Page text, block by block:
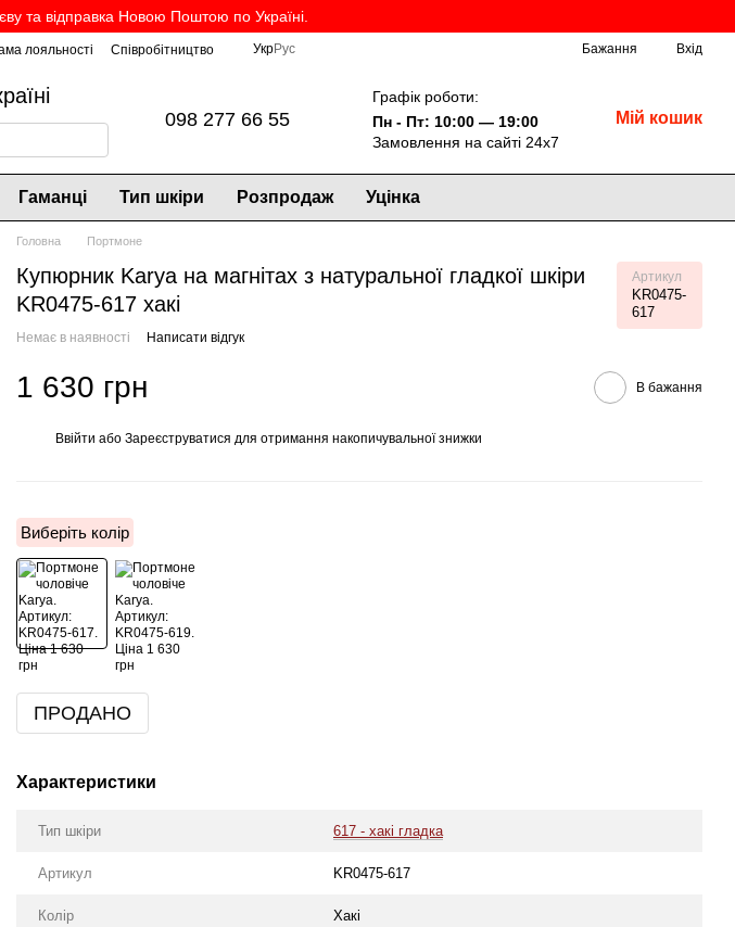
та відправка Новою Поштою по Україні.
лояльності Співробітництво УкрРус Бажання Вхід
098 277 66 55
Графік роботи:
Пн - Пт: 10:00 — 19:00
Замовлення на сайті 24х7
Мій кошик
Гаманці Тип шкіри Розпродаж Уцінка
Головна Портмоне
Купюрник Karya на магнітах з натуральної гладкої шкіри
KR0475-617 хакі
Артикул
KR0475-
617
Немає в наявності Написати відгук
1 630 грн В бажання
Ввійти або Зареєструватися для отримання накопичувальної знижки
Виберіть колір
ПРОДАНО
Характеристики
Тип шкіри 617 - хакі гладка
Артикул KR0475-617
Колір Хакі